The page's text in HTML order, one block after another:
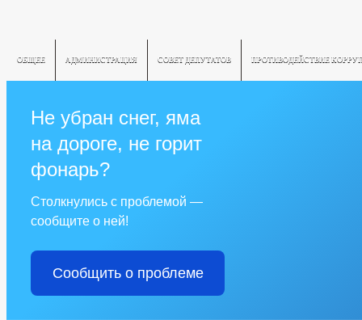
ОБЩЕЕ АДМИНИСТРАЦИЯ СОВЕТ ДЕПУТАТОВ ПРОТИВОДЕЙСТВИЕ
Не убран снег, яма
на дороге, не горит
фонарь?
Столкнулись с проблемой —
сообщите о ней!
Сообщить о проблеме